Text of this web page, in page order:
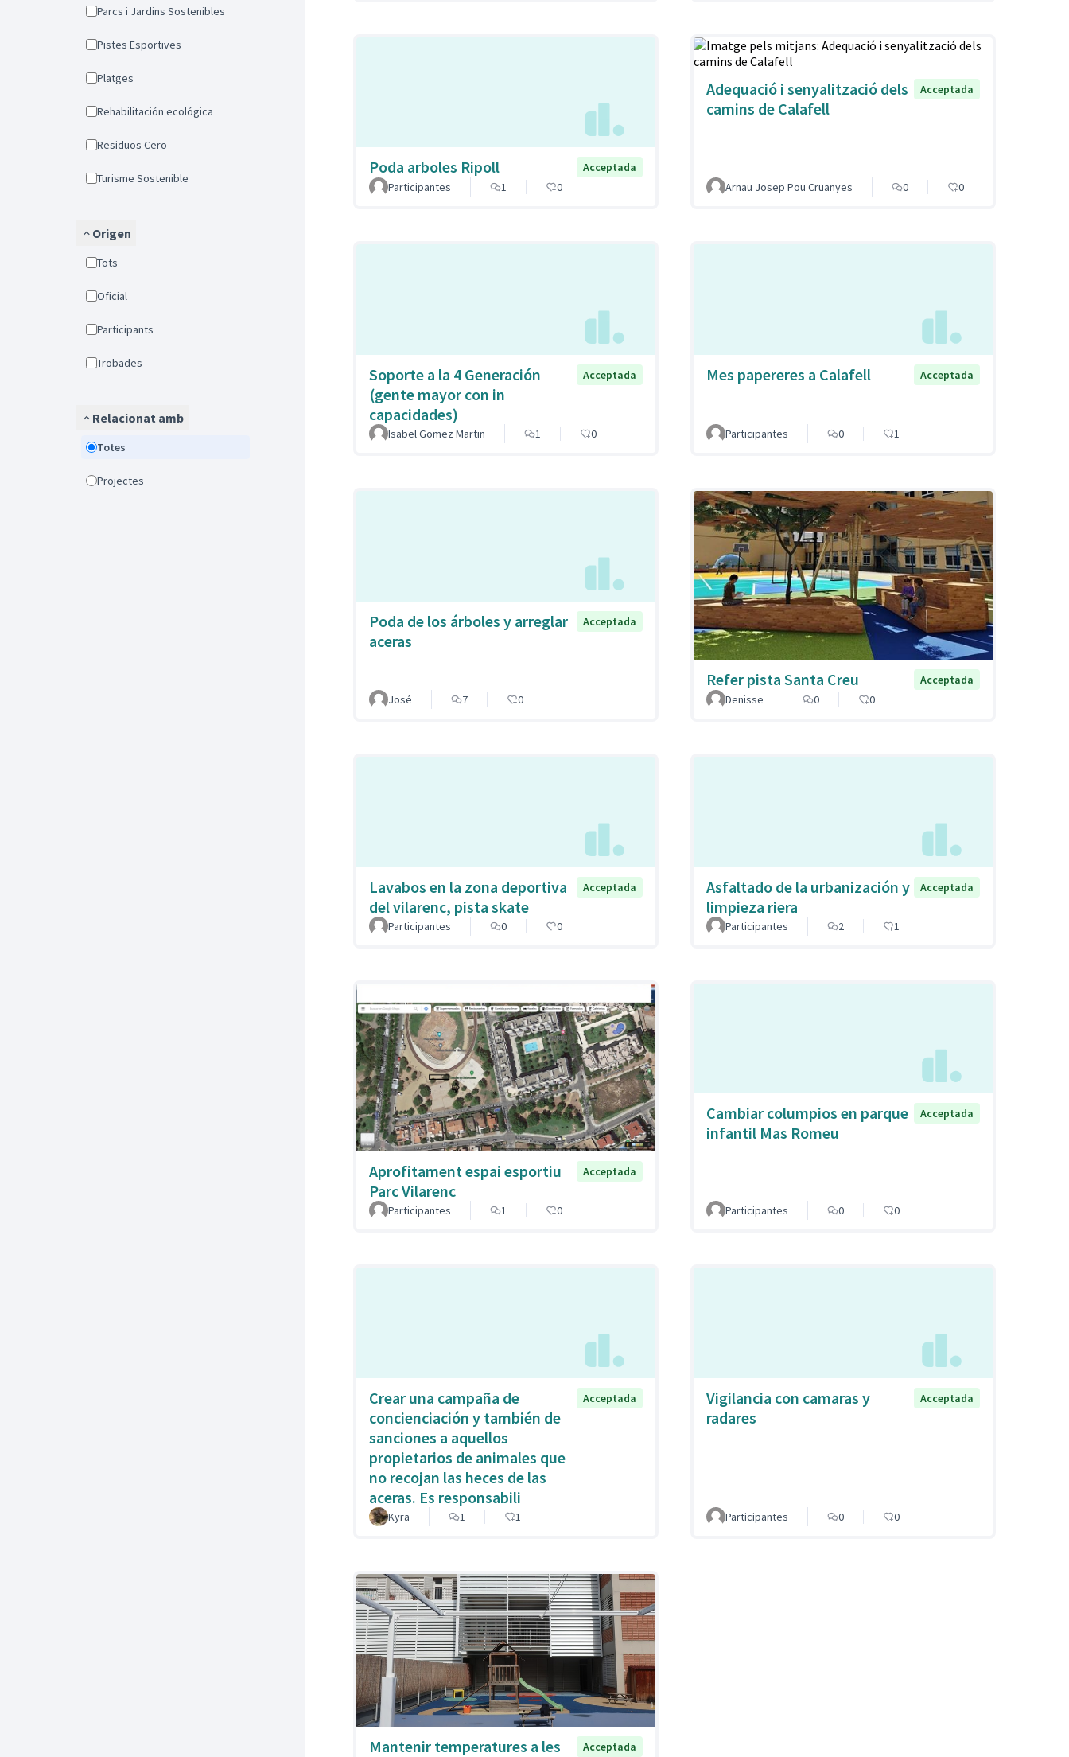
Parcs i Jardins Sostenibles
Pistes Esportives
Platges
Rehabilitación ecológica
Residuos Cero
Turisme Sostenible
Origen
Tots
Oficial
Participants
Trobades
Relacionat amb
Totes
Projectes
Poda arboles Ripoll
Acceptada
Participantes
1 0
Adequació i senyalització dels
camins de Calafell
Acceptada
Arnau Josep Pou Cruanyes 0 0
Soporte a la 4 Generación
(gente mayor con in
capacidades)
Acceptada
Isabel Gomez Martin 1 0
Mes papereres a Calafell Acceptada
Participantes 0 1
Poda de los árboles y arreglar
aceras
Acceptada
José 7 0
Refer pista Santa Creu
Acceptada
Denisse
0 0
Lavabos en la zona deportiva
del vilarenc, pista skate
Acceptada
Participantes 0 0
Asfaltado de la urbanización y
limpieza riera
Acceptada
Participantes 2 1
Aprofitament espai esportiu
Parc Vilarenc
Acceptada
Participantes 1 0
Cambiar columpios en parque
infantil Mas Romeu
Acceptada
Participantes 0 0
Crear una campaña de
concienciación y también de
sanciones a aquellos
propietarios de animales que
no recojan las heces de las
aceras. Es responsabili
Acceptada
Kyra 1 1
Vigilancia con camaras y
radares
Acceptada
Participantes 0 0
Mantenir temperatures a les
Acceptada